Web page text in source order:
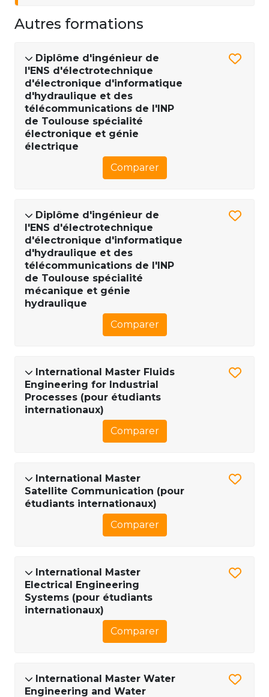
Autres formations
Diplôme d'ingénieur de
l'ENS d'électrotechnique
d'électronique d'informatique
d'hydraulique et des
télécommunications de l'INP
de Toulouse spécialité
électronique et génie
électrique
Comparer
Diplôme d'ingénieur de
l'ENS d'électrotechnique
d'électronique d'informatique
d'hydraulique et des
télécommunications de l'INP
de Toulouse spécialité
mécanique et génie
hydraulique
Comparer
International Master Fluids
Engineering for Industrial
Processes (pour étudiants
internationaux)
Comparer
International Master
Satellite Communication (pour
étudiants internationaux)
Comparer
International Master
Electrical Engineering
Systems (pour étudiants
internationaux)
Comparer
International Master Water
Engineering and Water